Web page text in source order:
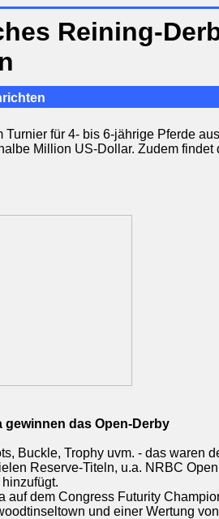
Reining-
für 4- bis 6-jährige Pferde
Million US-Dollar. Zudem findet
gewinnen das Open-Derby
Buckle, Trophy uvm. - das waren
Reserve-Titeln, u.a. NRBC
auf dem Congress Futurity
und einer Wertung